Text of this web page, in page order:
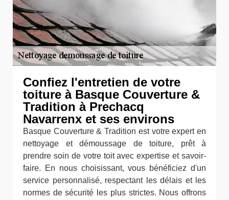
Confiez l'entretien de votre
toiture à Basque Couverture &
Tradition à Prechacq
Navarrenx et ses environs
Basque Couverture & Tradition est votre expert en
nettoyage et démoussage de toiture, prêt à
prendre soin de votre toit avec expertise et savoir-
faire. En nous choisissant, vous bénéficiez d'un
service personnalisé, respectant les délais et les
normes de sécurité les plus strictes. Nous offrons